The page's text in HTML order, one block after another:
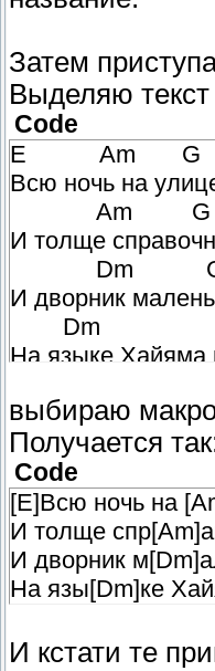
Затем
Выделяю
Code
E Am
Всю ночь на
Am
И толще
Dm
И дворник
Dm
На языке Хайяма
выбираю
Получается
Code
[E]Всю ночь на
И толще
И дворник
На язы[Dm]ке
И кстати те